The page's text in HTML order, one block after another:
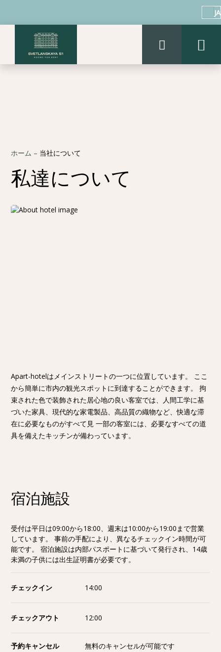
JA
ホーム – 当社について
私達について
Apart-hotelはメインストリートの一つに位置しています。 ここ
から簡単に市内の観光スポットに到達することができます。 拘
束された色で装飾された居心地の良い客室では、人間工学に基
づいた家具、現代的な家電製品、高品質の織物など、快適な滞
在に必要なものがすべて見 一部の客室には、必要なすべての道
具を備えたキッチンが備わっています。
宿泊施設
受付は平日は09:00から18:00、週末は10:00から19:00まで営業
しています。 事前の手配により、異なるチェックイン時間が可
能です。 宿泊施設は内部パスポートに基づいて発行され、14歳
未満の子供には出生証明書が必要です。
チェックイン 14:00
チェックアウト 12:00
予約キャンセル 無料のキャンセルが可能です